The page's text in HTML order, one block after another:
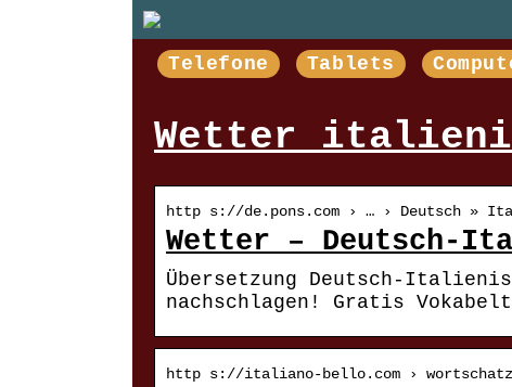
Telefone Tablets
Wetter
http s://de.pons.com › … › Deutsch »
Wetter – Deutsch-
Übersetzung Deutsch-
nachschlagen! Gratis
http s://italiano-bello.com ›